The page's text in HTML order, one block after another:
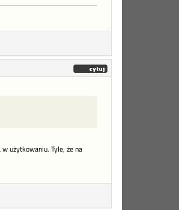
użytkowaniu. Tyle, że na